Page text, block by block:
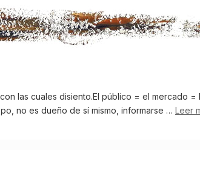
las cuales disiento.El público = el mercado
no es dueño de sí mismo, informarse … Leer